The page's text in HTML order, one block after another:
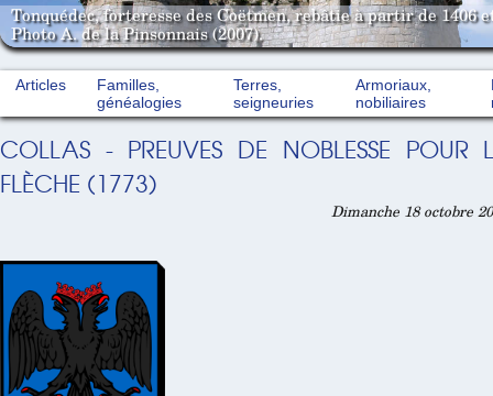
Tonquédec, forteresse des Coëtmen, rebâtie à partir de 1406
Photo A. de la Pinsonnais (2007).
Articles
Familles,
généalogies
Terres,
seigneuries
Armoriaux,
nobiliaires
COLLAS - PREUVES DE NOBLESSE
FLÈCHE (1773)
Dimanche 18 octobre